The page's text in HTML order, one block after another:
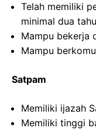
Telah memiliki
minimal dua
Mampu bekerja
Mampu
Satpam
Memiliki ijazah
Memiliki tinggi